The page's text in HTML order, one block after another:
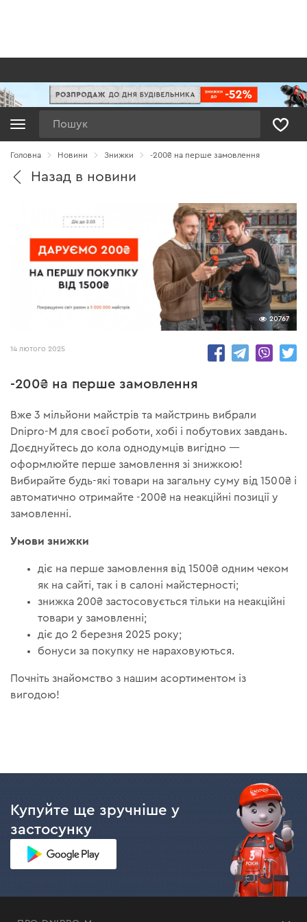
Головна Новини Знижки -200₴ на перше замовлення
Назад в новини
20767
14 лютого 2025
-200₴ на перше замовлення
Вже 3 мільйони майстрів та майстринь вибрали
Dnipro-M для своєї роботи, хобі і побутових завдань.
Доєднуйтесь до кола однодумців вигідно —
оформлюйте перше замовлення зі знижкою!
Вибирайте будь-які товари на загальну суму від 1500₴ і
автоматично отримайте -200₴ на неакційні позиції у
замовленні.
Умови знижки
діє на перше замовлення від 1500₴ одним чеком
як на сайті, так і в салоні майстерності;
знижка 200₴ застосовується тільки на неакційні
товари у замовленні;
діє до 2 березня 2025 року;
бонуси за покупку не нараховуються.
Почніть знайомство з нашим асортиментом із
вигодою!
Купуйте ще зручніше у
застосунку